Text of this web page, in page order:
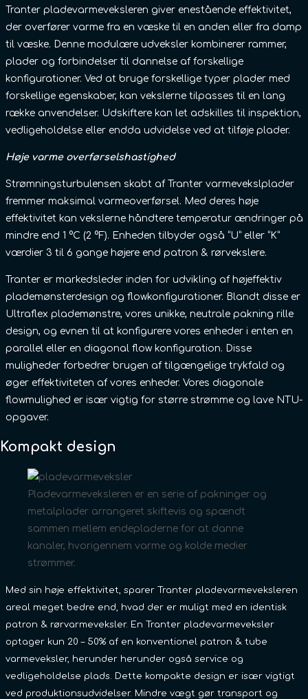
Tranter pladevarmeveksleren giver enestående effektivitet,
der overfører varme fra en væske til en anden eller fra damp
til væske. Denne modulære udveksler kombinerer rammer,
plader og forbindelser til dannelse af forskellige
konfigurationer. Ved at bruge forskellige typer plader med
forskellige egenskaber, kan vekslerne tilpasses til en lang
række anvendelser. Udskiftere kan let adskilles til inspektion,
vedligeholdelse eller endda udvidelse ved at tilføje plader.
Høje varme overførselshastighed
Strømningsturbulensen skabt af Tranter varmevekslplader
fremmer maksimal varmeoverførsel. Med deres høje
effektivitet kan vekslerne håndtere temperatur ændringer på
mindre end 1 °C (2 °F). Enheden tilbyder også “U” eller “K”
værdier 3 til 6 gange højere end patron & rørvekslere.
Tranter er markedsleder inden for udvikling af højeffektiv
plademønsterdesign og flowkonfigurationer. Blandt disse er
Ultraflex plademønstre, vores unikke, neutrale pakning rille
design, og evnen til at konfigurere vores enheder i enten en
parallel eller en diagonal flow konfiguration. Disse
muligheder forbedrer brugen af tilgængelige trykfald og
øger effektiviteten af vores enheder. Vores diagonale
flowmulighed er især vigtig for større strømme og lave NTU-
opgaver.
Kompakt design
Pladevarmeveksleren er en serie af pakninger og
metalplader arrangeret skiftevis og spændt
sammen mellem endepladerne for at danne
kanaler, hvorigennem varme og kolde medier
strømmer.
Med sin høje effektivitet, sparer Tranter pladevarmeveksleren
areal meget bedre end, hvad der er muligt med en identisk
patron & rørvarmeveksler. En Tranter pladevarmeveksler
optager kun 20 – 50% af en konventionel patron & tube
varmeveksler, herunder herunder også service og
vedligeholdelse plads. Dette kompakte design er især vigtigt
ved produktionsudvidelser. Mindre vægt gør transport og